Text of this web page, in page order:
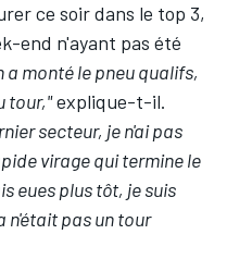
ce soir dans le top 3,
end n'ayant pas été
a monté le pneu qualifs,
tour,"explique-t-il.
secteur, je n'ai pas
virage qui termine le
eues plus tôt, je suis
n'était pas un tour